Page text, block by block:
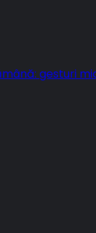
gesturi